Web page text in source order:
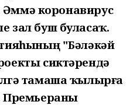
коронавирус
зал буш буласаҡ.
"Бәләкәй
сиктәрендә
тамаша ҡылырға
Премьераны